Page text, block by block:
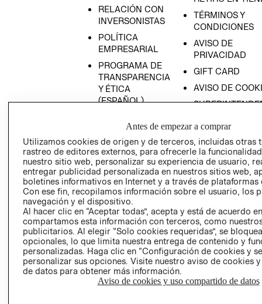
RELACIÓN CON
INVERSONISTAS
POLÍTICA
EMPRESARIAL
PROGRAMA DE
TRANSPARENCIA
Y ÉTICA
(ESPAÑOL)
TRANSPARENCIA
Y ÉTICA (INGLÉS)
TÉRMINOS Y
CONDICIONES
AVISO DE
PRIVACIDAD
GIFT CARD
AVISO DE
COMERCIO - SIC
PETICIONES
QUEJAS Y
RECLAMOS
Colombia ($)
CAMBIAR REGIÓN
RECIÉN NACIDO
NOVEDADES
Antes de empezar a comprar
Utilizamos cookies de origen y de terceros, incluidas otras
rastreo de editores externos, para ofrecerle la
nuestro sitio web, personalizar su experiencia de usuario,
entregar publicidad personalizada en nuestros sitios web,
boletines informativos en Internet y a través de plataformas
Con ese fin, recopilamos información sobre el usuario, los
navegación y el dispositivo.
Al hacer clic en “Aceptar todas”, acepta y está de acuerdo
compartamos esta información con terceros, como
publicitarios. Al elegir “Solo cookies requeridas”, se
opcionales, lo que limita nuestra entrega de contenido y
personalizadas. Haga clic en “Configuración de cookies y
personalizar sus opciones. Visite nuestro aviso de cookies
de datos para obtener más información.
Aviso de cookies y uso compartido de datos